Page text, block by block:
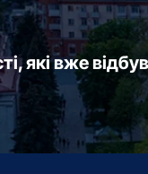
які вже